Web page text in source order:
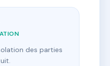
des parties